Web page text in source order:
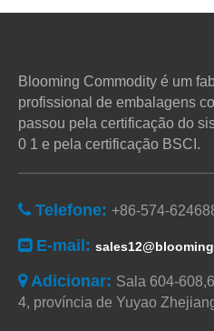
Blooming Commodity é um
profissional de embalagens
passou pela certificação do
0 1 e pela certificação BSCI.
 Telefone: +86-574-
E-mail:
Adicionar: Sala 604-
4, província de Yuyao